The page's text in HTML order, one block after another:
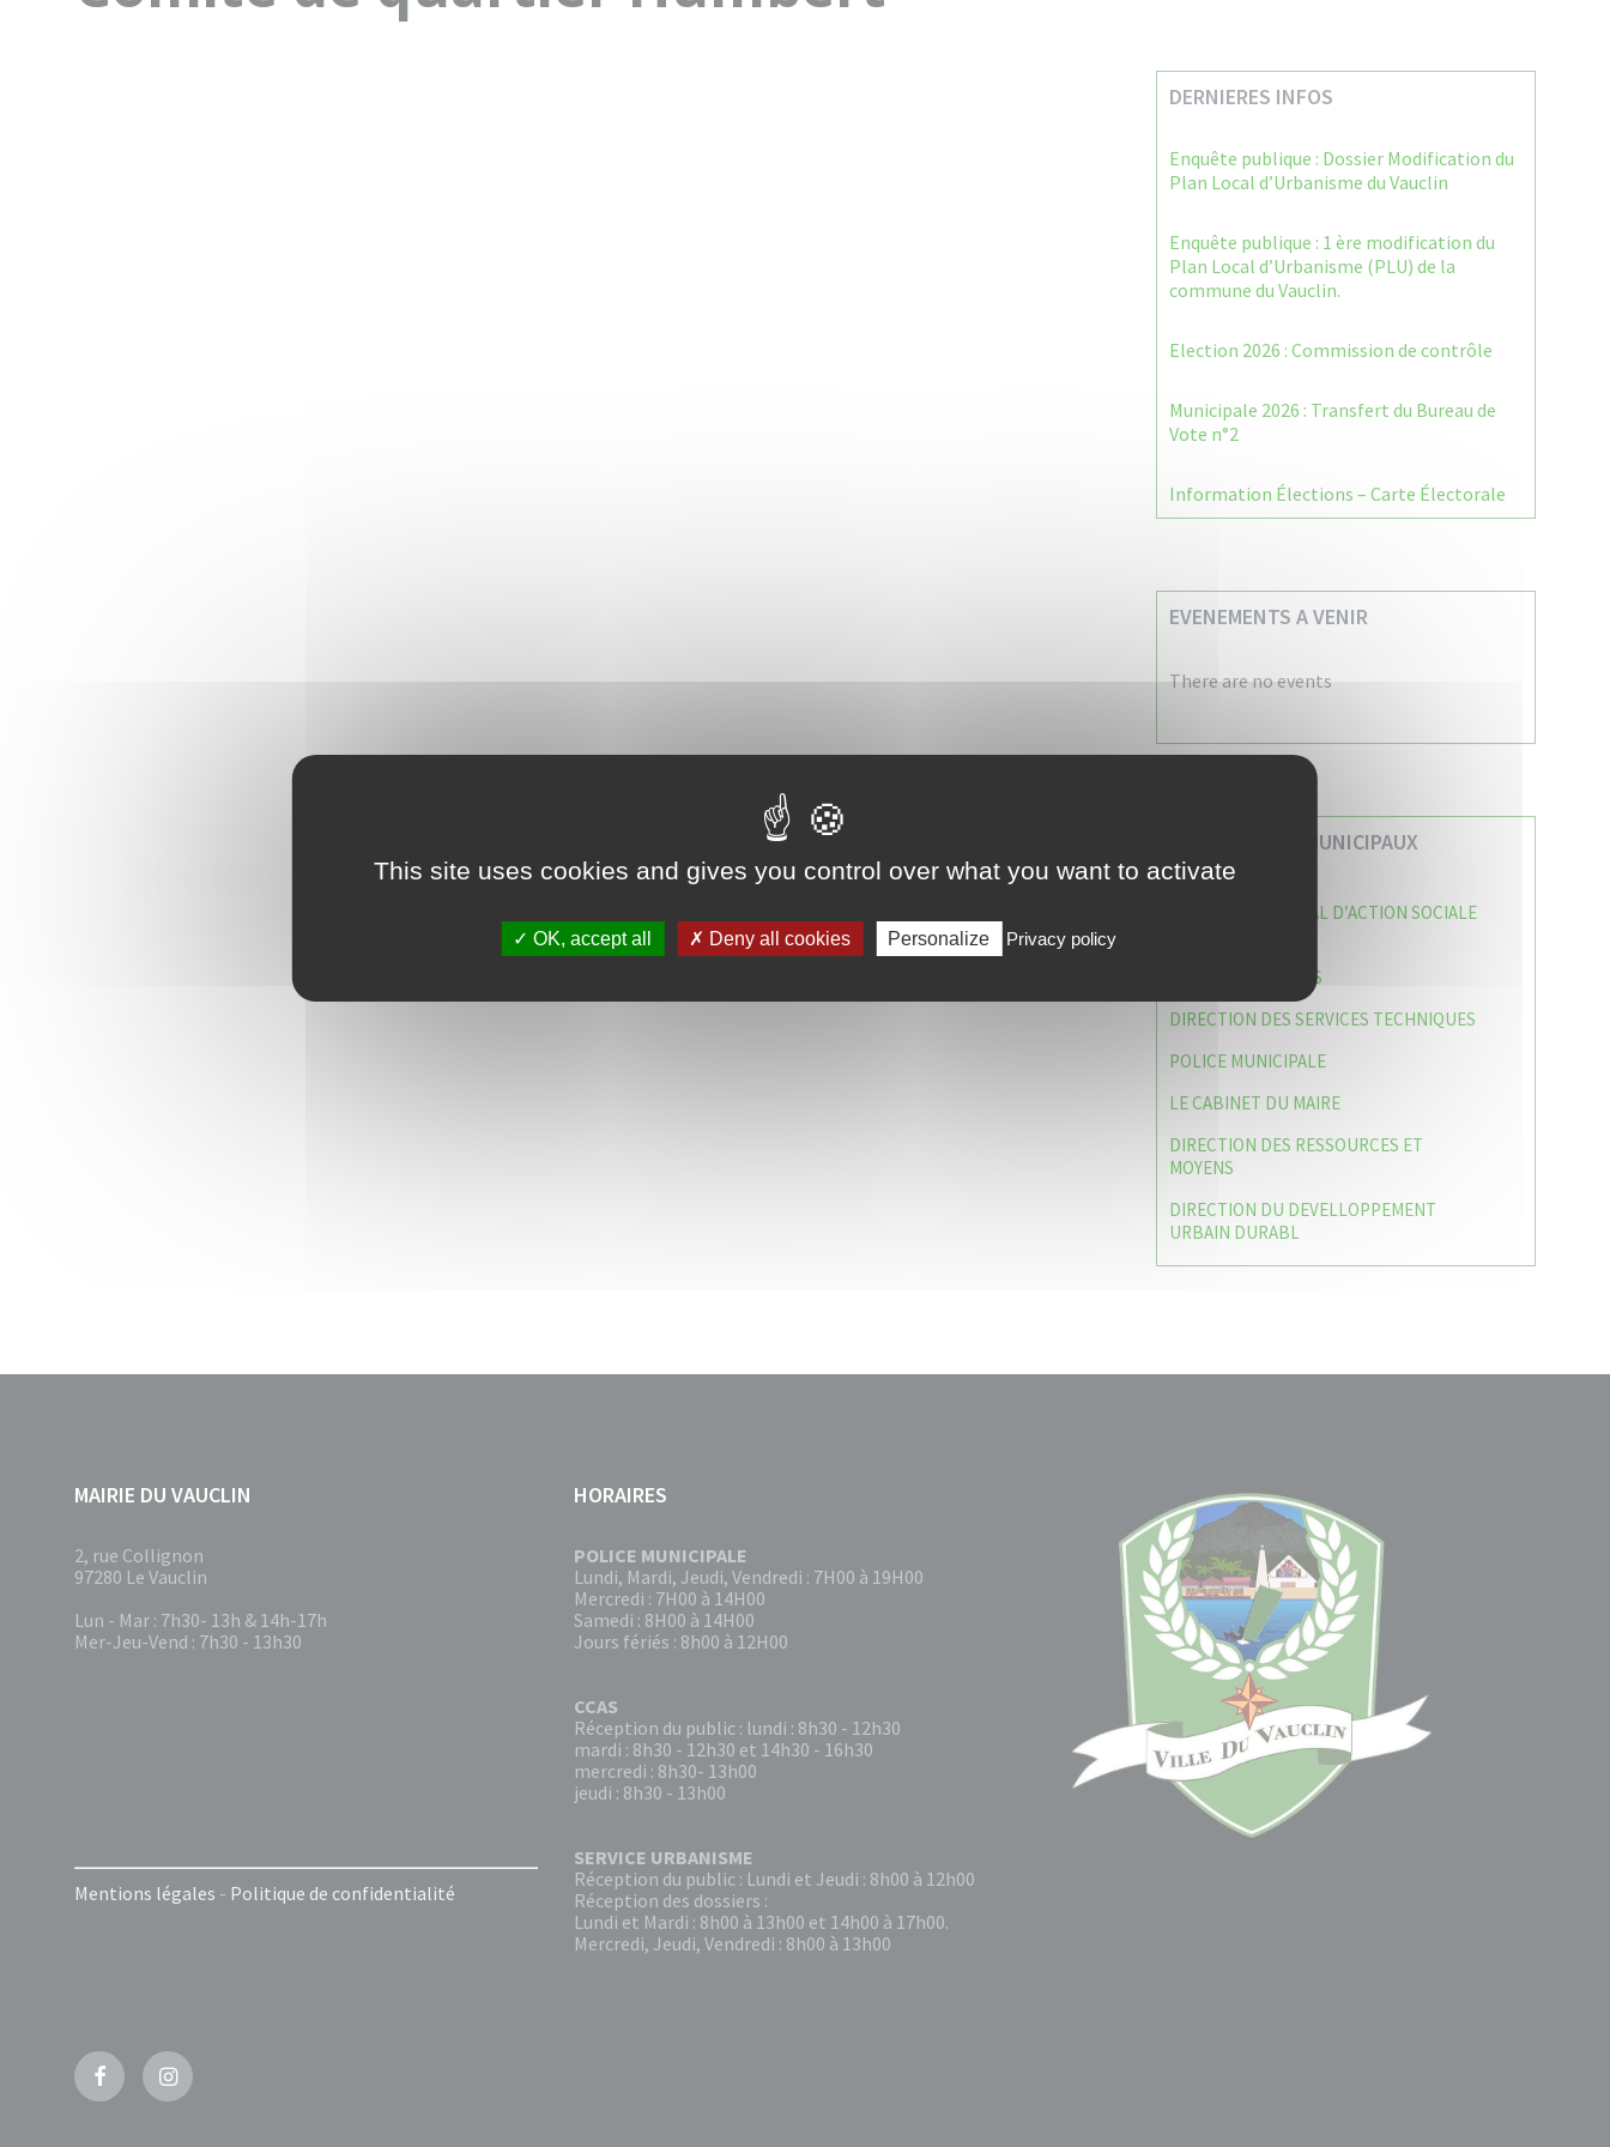
DERNIERES INFOS
Enquête publique : Dossier Modification du
Plan Local d’Urbanisme du Vauclin
Enquête publique : 1 ère modification du
Plan Local d’Urbanisme (PLU) de la
commune du Vauclin.
Election 2026 : Commission de contrôle
Municipale 2026 : Transfert du Bureau de
Vote n°2
Information Élections – Carte Électorale
EVENEMENTS A VENIR
There are no events
VOS SERVICES MUNICIPAUX
CENTRE COMMUNAL D’ACTION SOCIALE
CAISSE DES ÉCOLES
DIRECTION DES SERVICES TECHNIQUES
POLICE MUNICIPALE
LE CABINET DU MAIRE
DIRECTION DES RESSOURCES ET
MOYENS
DIRECTION DU DEVELLOPPEMENT
URBAIN DURABL
MAIRIE DU VAUCLIN
2, rue Collignon
97280 Le Vauclin
Lun - Mar : 7h30- 13h & 14h-17h
Mer-Jeu-Vend : 7h30 - 13h30
Mentions légales - Politique de confidentialité
HORAIRES
POLICE MUNICIPALE
Lundi, Mardi, Jeudi, Vendredi : 7H00 à 19H00
Mercredi : 7H00 à 14H00
Samedi : 8H00 à 14H00
Jours fériés : 8h00 à 12H00
CCAS
Réception du public : lundi : 8h30 - 12h30
mardi : 8h30 - 12h30 et 14h30 - 16h30
mercredi : 8h30- 13h00
jeudi : 8h30 - 13h00
SERVICE URBANISME
Réception du public : Lundi et Jeudi : 8h00 à 12h00
Réception des dossiers :
Lundi et Mardi : 8h00 à 13h00 et 14h00 à 17h00.
Mercredi, Jeudi, Vendredi : 8h00 à 13h00
FacebookInstagram
This site uses cookies and gives you control over what you want to activate
OK, accept all Deny all cookies Personalize Privacy policy